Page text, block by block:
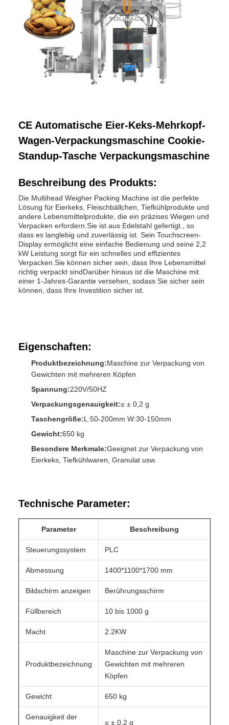
CE Automatische Eier-Keks-Mehrkopf-
Wagen-Verpackungsmaschine Cookie-
Standup-Tasche Verpackungsmaschine
Beschreibung des Produkts:
Die Multihead Weigher Packing Machine ist die perfekte
Lösung für Eierkeks, Fleischbällchen, Tiefkühlprodukte und
andere Lebensmittelprodukte, die ein präzises Wiegen und
Verpacken erfordern.Sie ist aus Edelstahl gefertigt., so
dass es langlebig und zuverlässig ist. Sein Touchscreen-
Display ermöglicht eine einfache Bedienung und seine 2,2
kW Leistung sorgt für ein schnelles und effizientes
Verpacken.Sie können sicher sein, dass Ihre Lebensmittel
richtig verpackt sindDarüber hinaus ist die Maschine mit
einer 1-Jahres-Garantie versehen, sodass Sie sicher sein
können, dass Ihre Investition sicher ist.
Eigenschaften:
Produktbezeichnung:Maschine zur Verpackung von
Gewichten mit mehreren Köpfen
Spannung:220V/50HZ
Verpackungsgenauigkeit:≤ ± 0,2 g
Taschengröße:L:50-200mm W:30-150mm
Gewicht:650 kg
Besondere Merkmale:Geeignet zur Verpackung von
Eierkeks, Tiefkühlwaren, Granulat usw.
Technische Parameter:
Parameter Beschreibung
Steuerungssystem PLC
Abmessung 1400*1100*1700 mm
Bildschirm anzeigen Berührungsschirm
Füllbereich 10 bis 1000 g
Macht 2.2KW
Produktbezeichnung
Maschine zur Verpackung von
Gewichten mit mehreren
Köpfen
Gewicht 650 kg
Genauigkeit der
≤ ± 0,2 g